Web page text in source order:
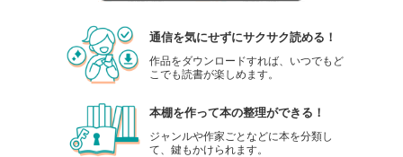
通信を気にせずにサクサク読める！
作品をダウンロードすれば、いつでもど
こでも読書が楽しめます。
本棚を作って本の整理ができる！
ジャンルや作家ごとなどに本を分類し
て、鍵もかけられます。